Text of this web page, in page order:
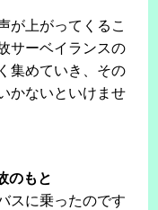
が上がってくるこ
サーベイランスの
集めていき、その
かないといけませ
のもと
スに乗ったのです